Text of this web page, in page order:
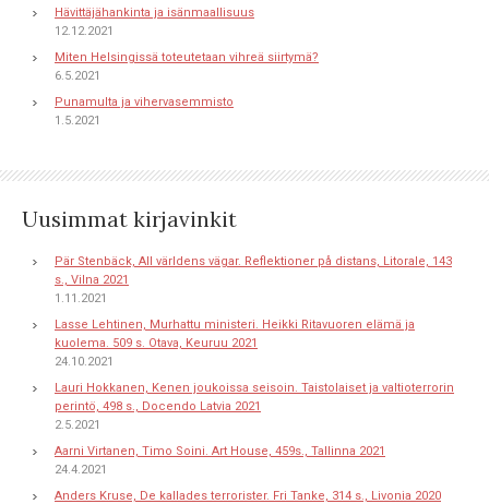
Hävittäjähankinta ja isänmaallisuus
12.12.2021
Miten Helsingissä toteutetaan vihreä siirtymä?
6.5.2021
Punamulta ja vihervasemmisto
1.5.2021
Uusimmat kirjavinkit
Pär Stenbäck, All världens vägar. Reflektioner på distans, Litorale, 143
s., Vilna 2021
1.11.2021
Lasse Lehtinen, Murhattu ministeri. Heikki Ritavuoren elämä ja
kuolema. 509 s. Otava, Keuruu 2021
24.10.2021
Lauri Hokkanen, Kenen joukoissa seisoin. Taistolaiset ja valtioterrorin
perintö, 498 s., Docendo Latvia 2021
2.5.2021
Aarni Virtanen, Timo Soini. Art House, 459s., Tallinna 2021
24.4.2021
Anders Kruse, De kallades terrorister. Fri Tanke, 314 s., Livonia 2020